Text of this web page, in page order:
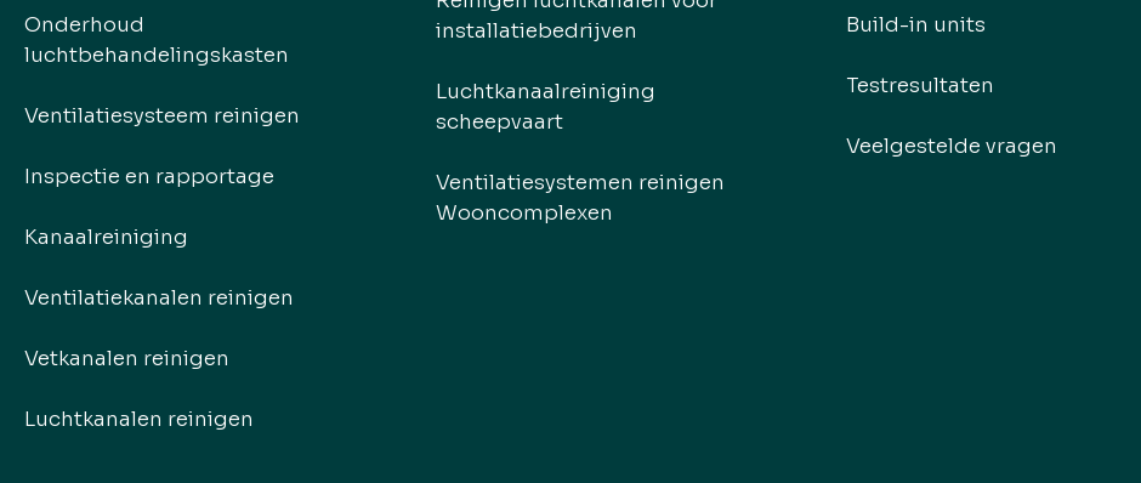
Onderhoud
luchtbehandelingskasten
Ventilatiesysteem reinigen
Inspectie en rapportage
Kanaalreiniging
Ventilatiekanalen reinigen
Vetkanalen reinigen
Luchtkanalen reinigen
installatiebedrijven
Luchtkanaalreiniging
scheepvaart
Ventilatiesystemen reinigen
Wooncomplexen
Build-in units
Testresultaten
Veelgestelde vragen